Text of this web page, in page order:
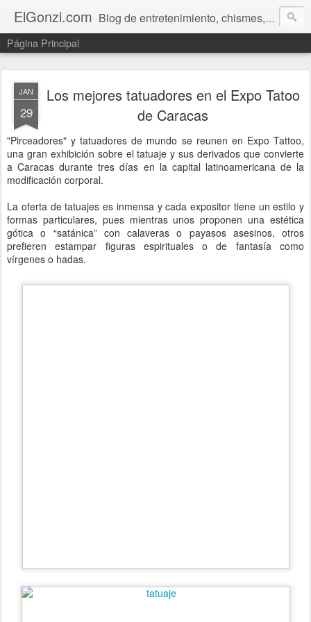
ElGonzi.com Blog de entretenimiento, chismes, humor, farándula, curiosidades, ovnis, noticias calientes, fotos, videos, paranormal y ¡más!
Página Principal
JAN
29
Los mejores tatuadores en el Expo Tatoo
de Caracas
"Pirceadores" y tatuadores de mundo se reunen en Expo Tattoo,
una gran exhibición sobre el tatuaje y sus derivados que convierte
a Caracas durante tres días en la capital latinoamericana de la
modificación corporal.
La oferta de tatuajes es inmensa y cada expositor tiene un estilo y
formas particulares, pues mientras unos proponen una estética
gótica o “satánica” con calaveras o payasos asesinos, otros
prefieren estampar figuras espirituales o de fantasía como
vírgenes o hadas.